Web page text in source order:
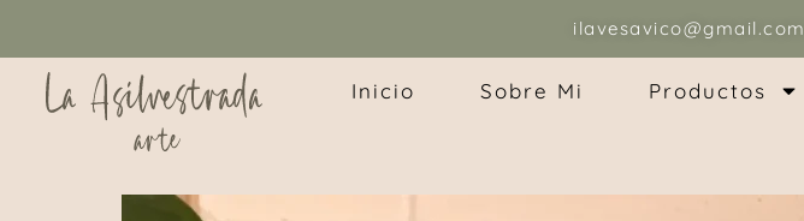
ilavesavico@gmail.com
Inicio Sobre Mi Productos